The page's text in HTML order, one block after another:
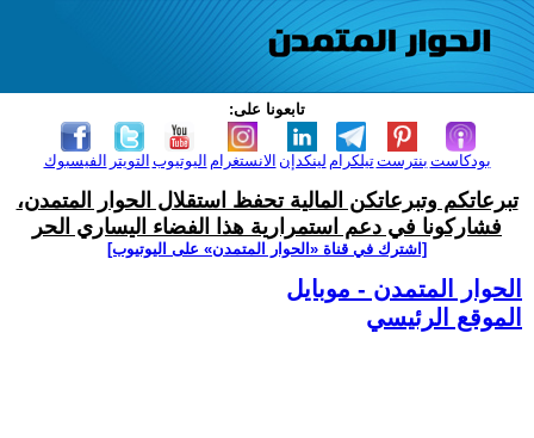
تابعونا على:
الفيسبوك التويتر اليوتيوب الانستغرام لينكدإن تيلكرامبنترست بودكاست
تبرعاتكم وتبرعاتكن المالية تحفظ استقلال الحوار المتمدن،
فشاركونا في دعم استمرارية هذا الفضاء اليساري الحر
[اشترك في قناة ‫«الحوار المتمدن» على اليوتيوب]
الحوار المتمدن - موبايل
الموقع الرئيسي